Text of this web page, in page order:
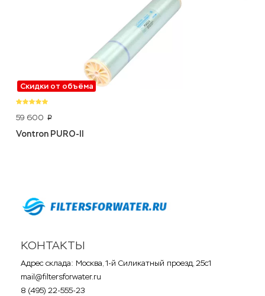
Скидки от объёма
59 600 p
Vontron PURO-II
КОНТАКТЫ
Адрес склада: Москва, 1-й Силикатный проезд, 25с1
mail@filtersforwater.ru
8 (495) 22-555-23